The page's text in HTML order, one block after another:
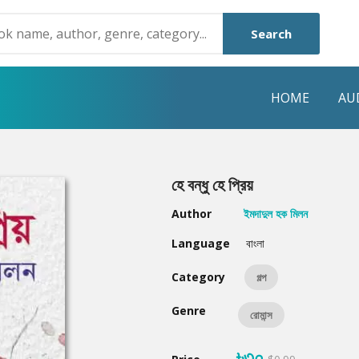
Search
HOME
Humayun Ahmed
Mouri Morium
Hot & New
হে বন্ধু হে প্রিয়
Author
ইমদাদুল হক মিলন
Language
বাংলা
Category গল্প
Genre রোমান্স